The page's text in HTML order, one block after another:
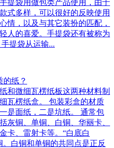
提袋用做包类产品使用，由于
式多样，可以很好的反映使用
情，以及与其它装扮的匹配，
人的喜爱。手提袋还有被称为
提袋从运输...
的纸？
和微细瓦楞纸板这两种材料制
瓦楞纸盒。 包装彩盒的材质
是面纸，二是坑纸。 通常包
灰铜、单铜、白铜、华丽卡、
卡、雷射卡等。“白底白
。白铜和单铜的共同点是正反